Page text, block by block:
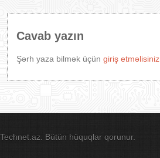
Cavab yazın
Şərh yaza bilmək üçün giriş etməlisiniz
Technet.az. Bütün hüquqlar qorunur.